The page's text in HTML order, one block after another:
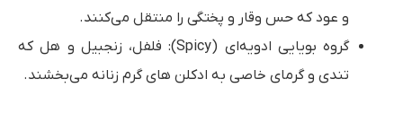
و عود که حس وقار و پختگی را منتقل می‌کنند.
گروه بویایی ادویه‌ای (Spicy): فلفل، زنجبیل و هل که
تندی و گرمای خاصی به ادکلن های گرم زنانه می‌بخشند.